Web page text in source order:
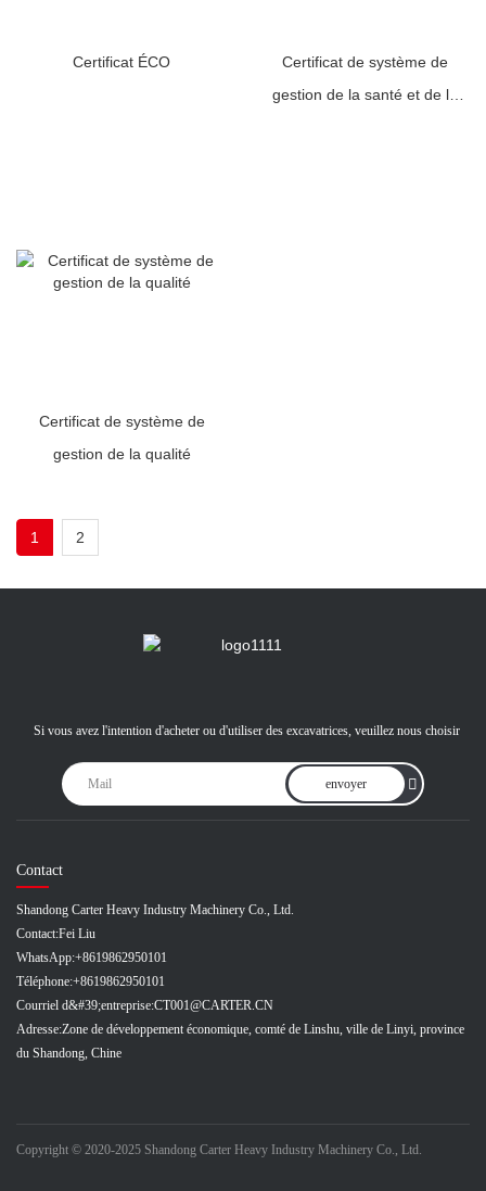
Certificat ÉCO
Certificat de système de
gestion de la santé et de la
Certificat de système de
gestion de la qualité
1 2
Si vous avez l'intention d'acheter ou d'utiliser des excavatrices, veuillez nous choisir
envoyer
Contact
Shandong Carter Heavy Industry Machinery Co., Ltd.
Contact:Fei Liu
WhatsApp:+8619862950101
Téléphone:+8619862950101
Courriel d&#39;entreprise:CT001@CARTER.CN
Adresse:Zone de développement économique, comté de Linshu, ville de Linyi, province
du Shandong, Chine
Copyright © 2020-2025 Shandong Carter Heavy Industry Machinery Co., Ltd.